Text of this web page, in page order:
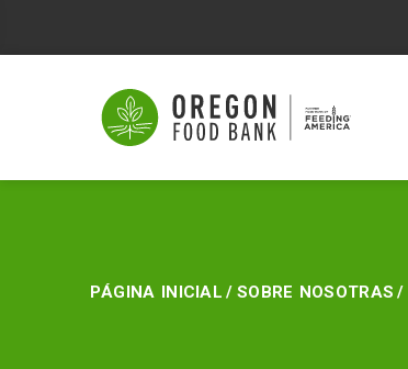
Página inicial/Sobre nosotras/